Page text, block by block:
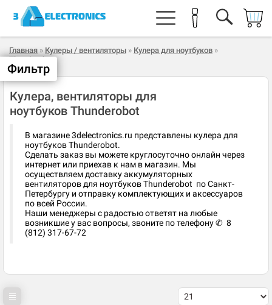
Главная » Кулеры / вентиляторы » Кулера для ноутбуков »
Thunderobot
Кулера, вентиляторы для
ноутбуков Thunderobot
В магазине 3delectronics.ru представлены кулера для
ноутбуков Thunderobot.
Сделать заказ вы можете круглосуточно онлайн через
интернет или приехав к нам в магазин. Мы
осуществляем доставку аккумуляторных
вентиляторов для ноутбуков Thunderobot по Санкт-
Петербургу и отправку комплектующих и аксессуаров
по всей России.
Наши менеджеры с радостью ответят на любые
возникшие у вас вопросы, звоните по телефону ✆ 8
(812) 317-67-72
Фильтр